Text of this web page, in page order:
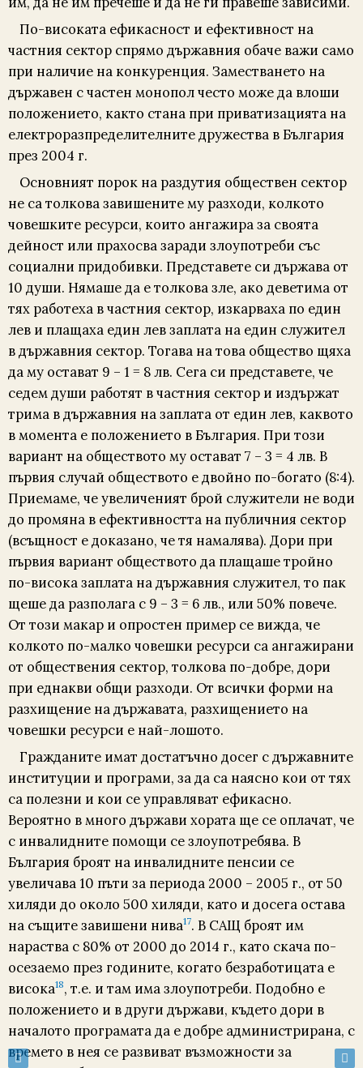
По-високата ефикасност и ефективност на
частния сектор спрямо държавния обаче важи само
при наличие на конкуренция. Заместването на
държавен с частен монопол често може да влоши
положението, както стана при приватизацията на
електроразпределителните дружества в България
през 2004 г.
Основният порок на раздутия обществен сектор
не са толкова завишените му разходи, колкото
човешките ресурси, които ангажира за своята
дейност или прахосва заради злоупотреби със
социални придобивки. Представете си държава от
10 души. Нямаше да е толкова зле, ако деветима от
тях работеха в частния сектор, изкарваха по един
лев и плащаха един лев заплата на един служител
в държавния сектор. Тогава на това общество щяха
да му остават 9 – 1 = 8 лв. Сега си представете, че
седем души работят в частния сектор и издържат
трима в държавния на заплата от един лев, каквото
в момента е положението в България. При този
вариант на обществото му остават 7 – 3 = 4 лв. В
първия случай обществото е двойно по-богато (8:4).
Приемаме, че увеличеният брой служители не води
до промяна в ефективността на публичния сектор
(всъщност е доказано, че тя намалява). Дори при
първия вариант общес­твото да плащаше тройно
по-висока заплата на държавния служител, то пак
щеше да разполага с 9 – 3 = 6 лв., или 50% повече.
От този макар и опростен пример се вижда, че
колкото по-малко човешки ресурси са ангажирани
от обществения сектор, толкова по-добре, дори
при еднакви общи разходи. От всички форми на
разхищение на държавата, разхищението на
човешки ресурси е най-лошото.
Гражданите имат достатъчно досег с държавните
институции и програми, за да са наясно кои от тях
са полезни и кои се управляват ефикасно.
Вероятно в много държави хората ще се оплачат, че
с инвалидните помощи се злоупотребява. В
България броят на инвалидните пенсии се
увеличава 10 пъти за периода 2000 – 2005 г., от 50
хиляди до около 500 хиляди, като и досега остава
на същите завишени нива17. В САЩ броят им
нараства с 80% от 2000 до 2014 г., като скача по-
осезаемо през годините, когато безработицата е
висока18, т.е. и там има злоупотреби. Подобно е
положението и в други държави, където дори в
началото програмата да е добре администрирана, с
времето в нея се развиват възможности за